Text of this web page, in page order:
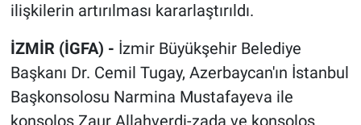
ilişkilerin artırılması kararlaştırıldı.
İZMİR (İGFA) - İzmir Büyükşehir Belediye
Başkanı Dr. Cemil Tugay, Azerbaycan'ın İstanbul
Başkonsolosu Narmina Mustafayeva ile